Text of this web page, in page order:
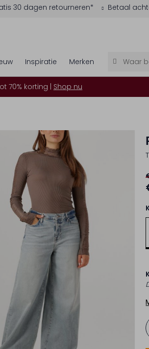
30 dagen retourneren* Betaal
Inspiratie Merken
70% korting | Shop nu